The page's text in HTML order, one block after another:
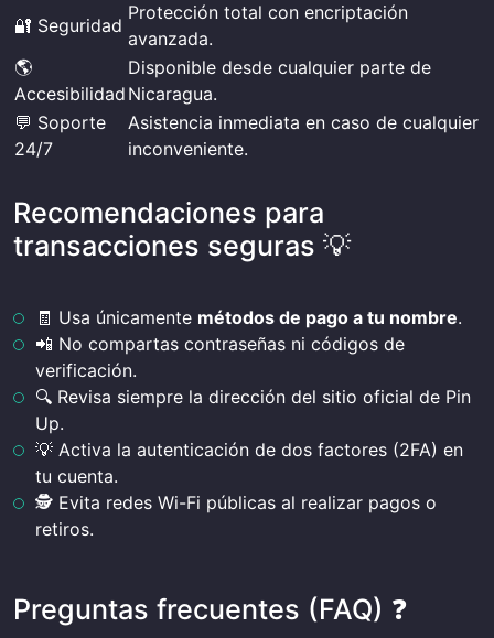
🔐 Seguridad
Protección total con encriptación
avanzada.
🌎
Accesibilidad
Disponible desde cualquier parte de
Nicaragua.
💬 Soporte
24/7
Asistencia inmediata en caso de cualquier
inconveniente.
Recomendaciones para
transacciones seguras 💡
🧾 Usa únicamente métodos de pago a tu nombre.
📲 No compartas contraseñas ni códigos de
verificación.
🔍 Revisa siempre la dirección del sitio oficial de Pin
Up.
💡 Activa la autenticación de dos factores (2FA) en
tu cuenta.
🕵️ Evita redes Wi-Fi públicas al realizar pagos o
retiros.
Preguntas frecuentes (FAQ) ❓